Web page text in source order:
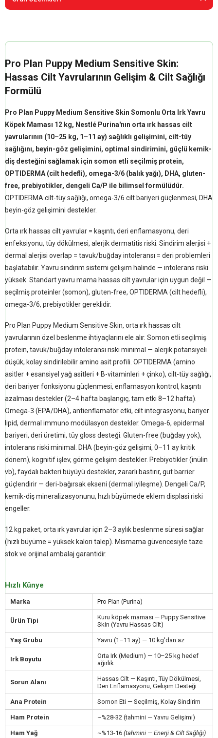
Pro Plan Puppy Medium Sensitive Skin:
Hassas Cilt Yavrularının Gelişim & Cilt Sağlığı
Formülü
Pro Plan Puppy Medium Sensitive Skin Somonlu Orta Irk Yavru
Köpek Maması 12 kg, Nestlé Purina'nın orta ırk hassas cilt
yavrularının (10–25 kg, 1–11 ay) sağlıklı gelişimini, cilt-tüy
sağlığını, beyin-göz gelişimini, optimal sindirimini, güçlü kemik-
diş desteğini sağlamak için somon etli seçilmiş protein,
OPTIDERMA (cilt hedefli), omega-3/6 (balık yağı), DHA, gluten-
free, prebiyotikler, dengeli Ca/P ile bilimsel formülüdür.
OPTIDERMA cilt-tüy sağlığı, omega-3/6 cilt bariyeri güçlenmesi, DHA
beyin-göz gelişimini destekler.
Orta ırk hassas cilt yavrular = kaşıntı, deri enflamasyonu, deri
enfeksiyonu, tüy dökülmesi, alerjik dermatitis riski. Sindirim alerjisi +
dermal alerjisi overlap = tavuk/buğday intoleransı = deri problemleri
başlatabilir. Yavru sindirim sistemi gelişim halinde — intolerans riski
yüksek. Standart yavru mama hassas cilt yavrular için uygun değil —
seçilmiş proteinler (somon), gluten-free, OPTIDERMA (cilt hedefli),
omega-3/6, prebiyotikler gereklidir.
Pro Plan Puppy Medium Sensitive Skin, orta ırk hassas cilt
yavrularının özel beslenme ihtiyaçlarını ele alır. Somon etli seçilmiş
protein, tavuk/buğday intoleransı riski minimal — alerjik potansiyeli
düşük, kolay sindirilebilir amino asit profili. OPTIDERMA (amino
asitler + esansiyel yağ asitleri + B-vitaminleri + çinko), cilt-tüy sağlığı,
deri bariyer fonksiyonu güçlenmesi, enflamasyon kontrol, kaşıntı
azalması destekler (2–4 hafta başlangıç, tam etki 8–12 hafta).
Omega-3 (EPA/DHA), antienflamatör etki, cilt integrasyonu, bariyer
lipid, dermal immuno modülasyon destekler. Omega-6, epidermal
bariyeri, deri üretimi, tüy gloss desteği. Gluten-free (buğday yok),
intolerans riski minimal. DHA (beyin-göz gelişimi, 0–11 ay kritik
dönem), kognitif işlev, görme gelişim destekler. Prebiyotikler (inülin
vb), faydalı bakteri büyüyü destekler, zararlı bastırır, gut barrier
güçlendirir — deri-bağırsak ekseni (dermal iyileşme). Dengeli Ca/P,
kemik-diş mineralizasyonunu, hızlı büyümede eklem displasi riski
engeller.
12 kg paket, orta ırk yavrular için 2–3 aylık beslenme süresi sağlar
(hızlı büyüme = yüksek kalori talep). Mismama güvencesiyle taze
stok ve orijinal ambalaj garantidir.
Hızlı Künye
Marka Pro Plan (Purina)
Ürün Tipi
Kuru köpek maması — Puppy Sensitive
Skin (Yavru Hassas Cilt)
Yaş Grubu Yavru (1–11 ay) — 10 kg'dan az
Irk Boyutu
Orta Irk (Medium) — 10–25 kg hedef
ağırlık
Sorun Alanı
Hassas Cilt — Kaşıntı, Tüy Dökülmesi,
Deri Enflamasyonu, Gelişim Desteği
Ana Protein Somon Eti — Seçilmiş, Kolay Sindirim
Ham Protein ~%28-32 (tahmini — Yavru Gelişimi)
Ham Yağ ~%13-16 (tahmini — Enerji & Cilt Sağlığı)